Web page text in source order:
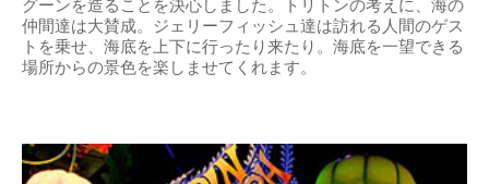
グーンを造ることを決心しました。トリトンの考えに、海の
仲間達は大賛成。ジェリーフィッシュ達は訪れる人間のゲス
トを乗せ、海底を上下に行ったり来たり。海底を一望できる
場所からの景色を楽しませてくれます。